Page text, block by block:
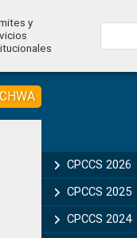
y
Sidebar
CPCCS 2026
CPCCS 2025
CPCCS 2024